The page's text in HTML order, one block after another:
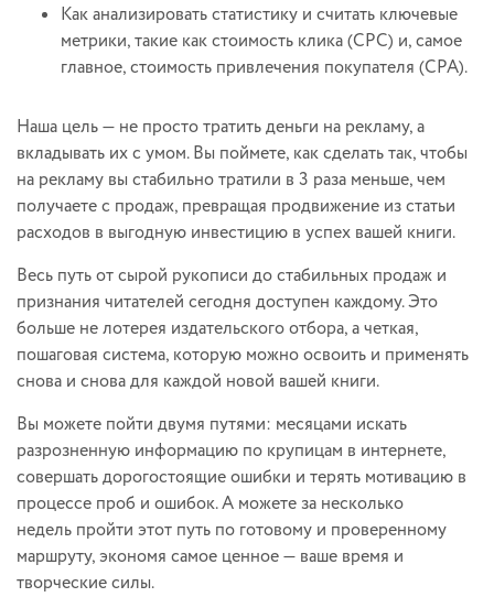
Как анализировать статистику и считать ключевые
метрики, такие как стоимость клика (CPC) и, самое
главное, стоимость привлечения покупателя (CPA).
Наша цель — не просто тратить деньги на рекламу, а
вкладывать их с умом. Вы поймете, как сделать так, чтобы
на рекламу вы стабильно тратили в 3 раза меньше, чем
получаете с продаж, превращая продвижение из статьи
расходов в выгодную инвестицию в успех вашей книги.
Весь путь от сырой рукописи до стабильных продаж и
признания читателей сегодня доступен каждому. Это
больше не лотерея издательского отбора, а четкая,
пошаговая система, которую можно освоить и применять
снова и снова для каждой новой вашей книги.
Вы можете пойти двумя путями: месяцами искать
разрозненную информацию по крупицам в интернете,
совершать дорогостоящие ошибки и терять мотивацию в
процессе проб и ошибок. А можете за несколько
недель пройти этот путь по готовому и проверенному
маршруту, экономя самое ценное — ваше время и
творческие силы.